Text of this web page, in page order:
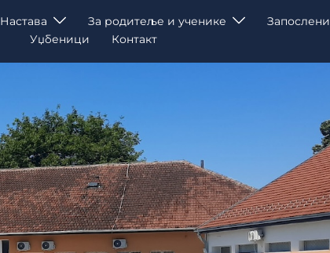
Настава За родитеље и ученике Запослени
Уџбеници
Контакт